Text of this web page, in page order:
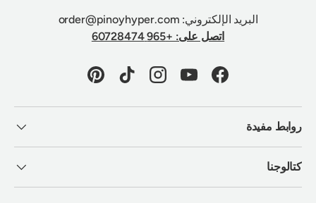
البريد الإلكتروني: order@pinoyhyper.com
اتصل على: +965 60728474
Facebook
YouTube
Instagram
TikTok
Pinterest
روابط مفيدة
كتالوجنا